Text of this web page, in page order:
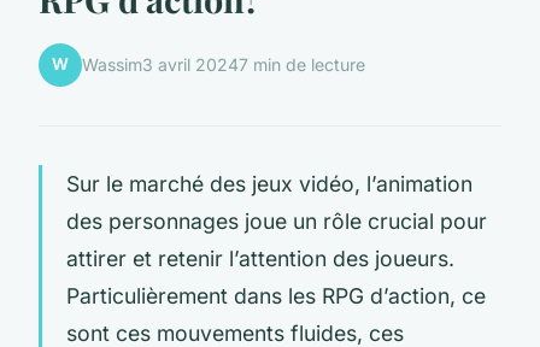
W Wassim3 avril 20247 min de lecture
Sur le marché des jeux vidéo, l’animation
des personnages joue un rôle crucial pour
attirer et retenir l’attention des joueurs.
Particulièrement dans les RPG d’action, ce
sont ces mouvements fluides, ces